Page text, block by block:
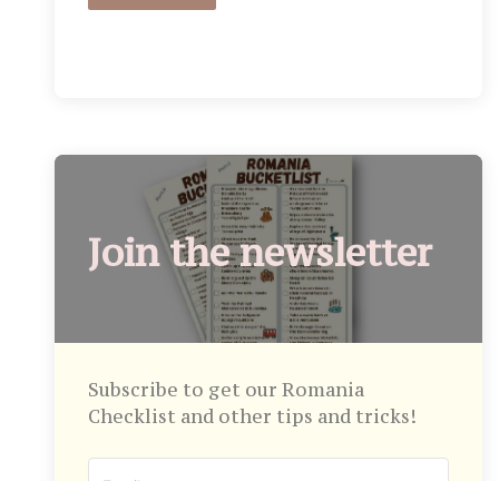
Join the newsletter
Subscribe to get our Romania
Checklist and other tips and tricks!